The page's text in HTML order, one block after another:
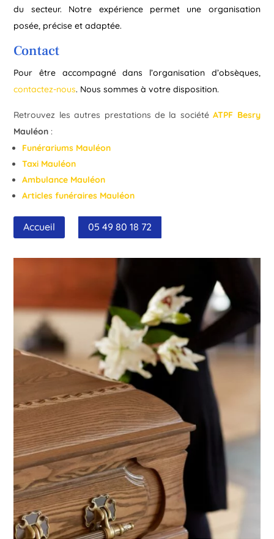
du secteur. Notre expérience permet une organisation
posée, précise et adaptée.
Contact
Pour être accompagné dans l’organisation d’obsèques,
contactez-nous. Nous sommes à votre disposition.
Retrouvez les autres prestations de la sociétéATPF Besry
Mauléon :
Funérariums Mauléon
Taxi Mauléon
Ambulance Mauléon
Articles funéraires Mauléon
Accueil 05 49 80 18 72